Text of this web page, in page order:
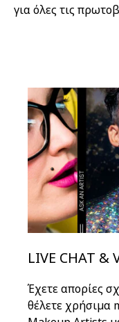
για όλες τις
LIVE CHAT &
Έχετε απορίες
θέλετε χρήσιμα